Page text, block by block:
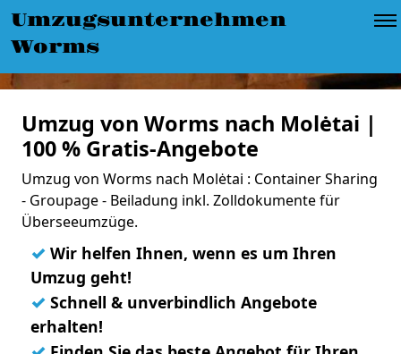
Umzugsunternehmen
Worms
Umzug von Worms nach Molėtai |
100 % Gratis-Angebote
Umzug von Worms nach Molėtai : Container Sharing
- Groupage - Beiladung inkl. Zolldokumente für
Überseeumzüge.
✓ Wir helfen Ihnen, wenn es um Ihren
Umzug geht!
✓ Schnell & unverbindlich Angebote
erhalten!